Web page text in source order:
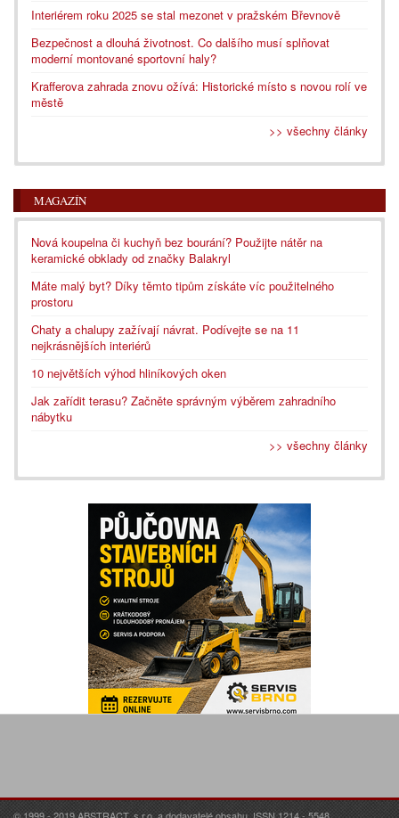
Interiérem roku 2025 se stal mezonet v pražském Břevnově
Bezpečnost a dlouhá životnost. Co dalšího musí splňovat
moderní montované sportovní haly?
Krafferova zahrada znovu ožívá: Historické místo s novou rolí ve
městě
>> všechny články
MAGAZÍN
Nová koupelna či kuchyň bez bourání? Použijte nátěr na
keramické obklady od značky Balakryl
Máte malý byt? Díky těmto tipům získáte víc použitelného
prostoru
Chaty a chalupy zažívají návrat. Podívejte se na 11
nejkrásnějších interiérů
10 největších výhod hliníkových oken
Jak zařídit terasu? Začněte správným výběrem zahradního
nábytku
>> všechny články